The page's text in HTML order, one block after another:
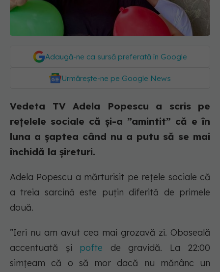
Adaugă-ne ca sursă preferată în Google
Urmărește-ne pe Google News
Vedeta TV Adela Popescu a scris pe
rețelele sociale că și-a ”amintit” că e în
luna a șaptea când nu a putu să se mai
închidă la șireturi.
Adela Popescu a mărturisit pe rețele sociale că
a treia sarcină este puțin diferită de primele
două.
”Ieri nu am avut cea mai grozavă zi. Oboseală
accentuată și pofte de gravidă. La 22:00
simțeam că o să mor dacă nu mănânc un